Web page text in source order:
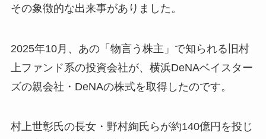
その象徴的な出来事がありました。
2025年10月、あの「物言う株主」で知られる旧村
上ファンド系の投資会社が、横浜DeNAベイスター
ズの親会社・DeNAの株式を取得したのです。
村上世彰氏の長女・野村絢氏らが約140億円を投じ